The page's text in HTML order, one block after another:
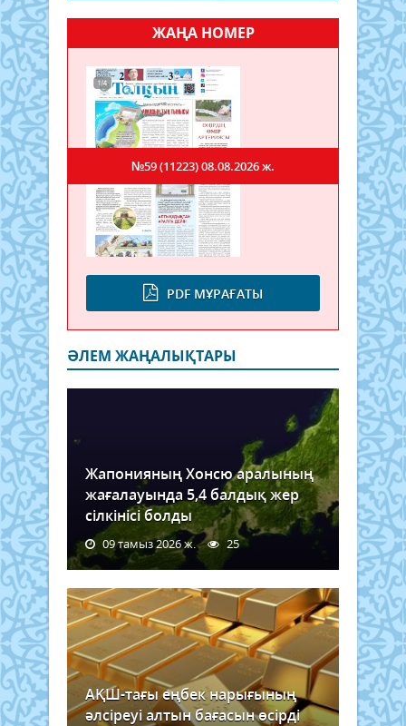
ЖАҢА НОМЕР
PDF МҰРАҒАТЫ
№59 (11223)08.08.2026 ж.
ӘЛЕМ ЖАҢАЛЫҚТАРЫ
Жапонияның Хонсю аралының
жағалауында 5,4 балдық жер
сілкінісі болды
09 тамыз 2026 ж. 25
АҚШ-тағы еңбек нарығының
әлсіреуі алтын бағасын өсірді